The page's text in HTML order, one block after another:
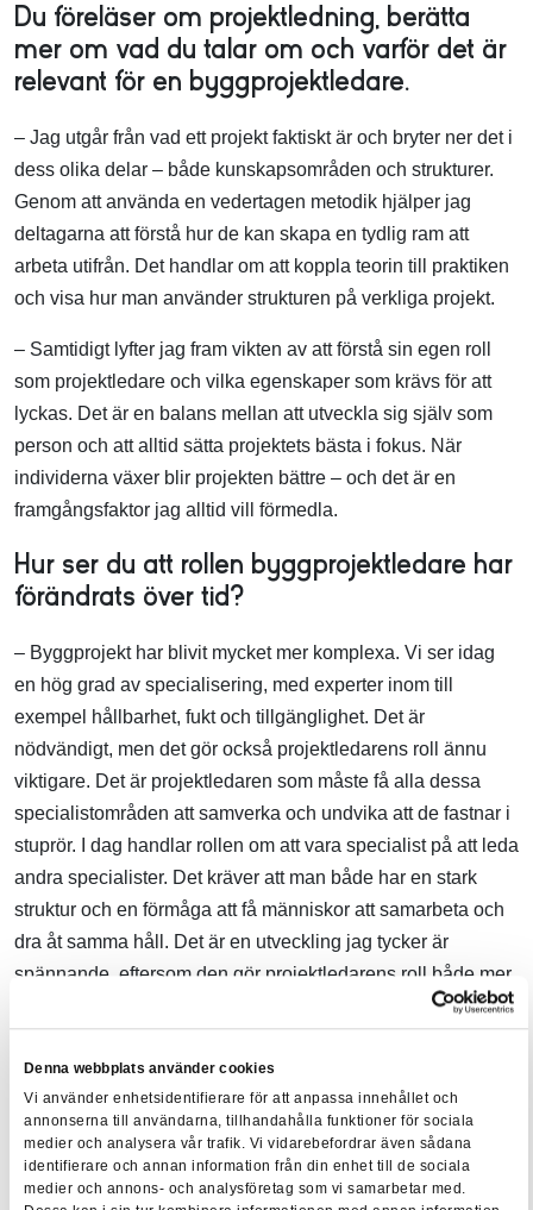
Denna webbplats använder cookies
Vi använder enhetsidentifierare för att anpassa innehållet och
annonserna till användarna, tillhandahålla funktioner för sociala
medier och analysera vår trafik. Vi vidarebefordrar även sådana
identifierare och annan information från din enhet till de sociala
medier och annons- och analysföretag som vi samarbetar med.
Du föreläser om projektledning, berätta
mer om vad du talar om och varför det är
relevant för en byggprojektledare.
– Jag utgår från vad ett projekt faktiskt är och bryter ner det i
dess olika delar – både kunskapsområden och strukturer.
Genom att använda en vedertagen metodik hjälper jag
deltagarna att förstå hur de kan skapa en tydlig ram att
arbeta utifrån. Det handlar om att koppla teorin till praktiken
och visa hur man använder strukturen på verkliga projekt.
– Samtidigt lyfter jag fram vikten av att förstå sin egen roll
som projektledare och vilka egenskaper som krävs för att
lyckas. Det är en balans mellan att utveckla sig själv som
person och att alltid sätta projektets bästa i fokus. När
individerna växer blir projekten bättre – och det är en
framgångsfaktor jag alltid vill förmedla.
Hur ser du att rollen byggprojektledare har
förändrats över tid?
– Byggprojekt har blivit mycket mer komplexa. Vi ser idag
en hög grad av specialisering, med experter inom till
exempel hållbarhet, fukt och tillgänglighet. Det är
nödvändigt, men det gör också projektledarens roll ännu
viktigare. Det är projektledaren som måste få alla dessa
specialistområden att samverka och undvika att de fastnar i
stuprör. I dag handlar rollen om att vara specialist på att leda
andra specialister. Det kräver att man både har en stark
struktur och en förmåga att få människor att samarbeta och
dra åt samma håll. Det är en utveckling jag tycker är
spännande, eftersom den gör projektledarens roll både mer
Har du en bakgrund inom bygg- och fastighetsbranschen
och vill vidareutveckla dig inom byggprojektledning? Läs
mer om BFAB:s utbildningDiplomerad
Byggprojektledare.